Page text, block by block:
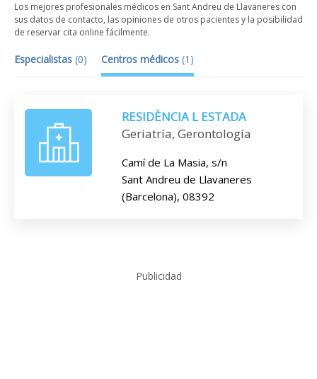
Los mejores profesionales médicos en Sant Andreu de Llavaneres con
sus datos de contacto, las opiniones de otros pacientes y la posibilidad
de reservar cita online fácilmente.
Especialistas (0) Centros médicos (1 )
RESIDÈNCIA L ESTADA
Geriatría, Gerontología
Camí de La Masia, s/n
Sant Andreu de Llavaneres
(Barcelona), 08392
Publicidad